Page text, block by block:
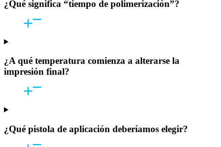
¿Qué significa “tiempo de polimerización”?
¿A qué temperatura comienza a alterarse la
impresión final?
¿Qué pistola de aplicación deberíamos elegir?